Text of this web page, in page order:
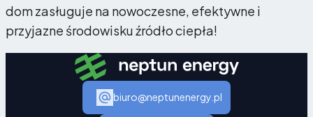
dom zasługuje na nowoczesne, efektywne i
przyjazne środowisku źródło ciepła!
biuro@neptunenergy.pl